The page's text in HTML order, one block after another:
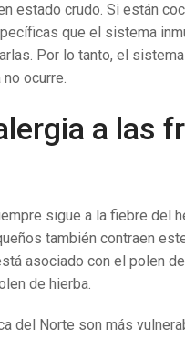
estado crudo. Si están
que el sistema
Por lo tanto, el
ocurre.
a las
sigue a la fiebre del
también contraen
asociado con el polen
de hierba.
del Norte son más